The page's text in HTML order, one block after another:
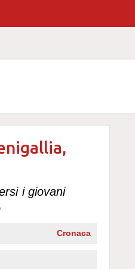
i giovani
Cronaca